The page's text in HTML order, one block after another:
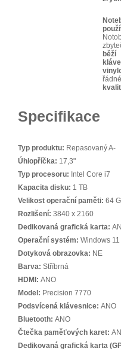
Specifikace
Typ produktu: Repasovaný A-
Úhlopříčka: 17,3"
Typ procesoru: Intel Core i7
Kapacita disku: 1 TB
Velikost operační paměti: 64
Rozlišení: 3840 x 2160
Dedikovaná grafická karta:
Operační systém: Windows 11
Dotyková obrazovka: NE
Barva: Stříbrná
HDMI: ANO
Model: Precision 7770
Podsvícená klávesnice: ANO
Bluetooth: ANO
Čtečka paměťových karet:
Dedikovaná grafická karta